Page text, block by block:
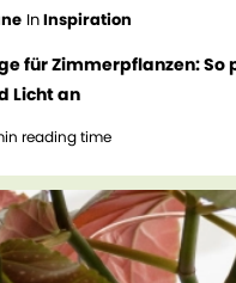
InInspiration
für Zimmerpflanzen: So
Licht an
reading time